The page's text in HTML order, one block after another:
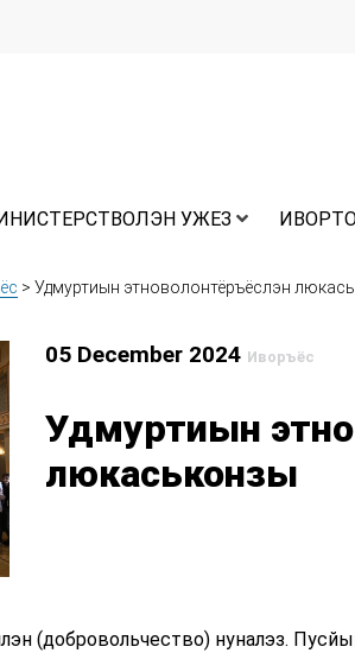
УЖЕЗ
> Удмуртиын этноволонтёръёслэн
05 December 2024 Иворъёс
Удмуртиын
люкаськонзы
(добровольчество) нуналэз.